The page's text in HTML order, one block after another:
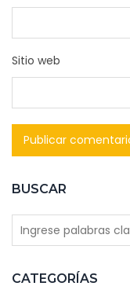
BUSCAR
CATEGORÍAS
Sitio web